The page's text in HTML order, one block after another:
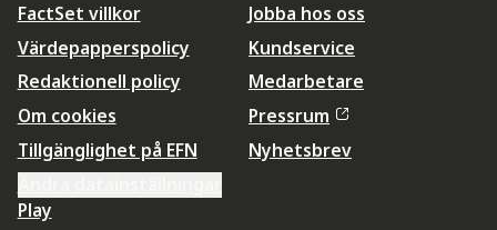
FactSet villkor
Värdepapperspolicy
Redaktionell policy
Om cookies
Tillgänglighet på EFN
Jobba hos oss
Kundservice
Medarbetare
Pressrum
Nyhetsbrev
Play